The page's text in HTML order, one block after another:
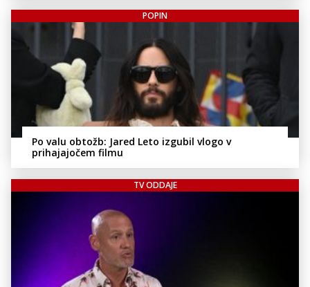
POPIN
Po valu obtožb: Jared Leto izgubil vlogo v
prihajajočem filmu
TV ODDAJE